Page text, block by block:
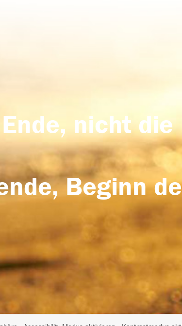
nicht die
Beginn